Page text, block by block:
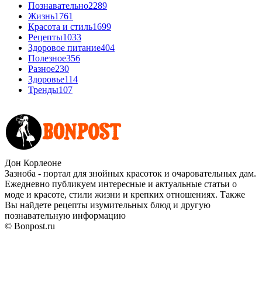
Познавательно2289
Жизнь1761
Красота и стиль1699
Рецепты1033
Здоровое питание404
Полезное356
Разное230
Здоровье114
Тренды107
Дон Корлеоне
Зазноба - портал для знойных красоток и очаровательных дам.
Ежедневно публикуем интересные и актуальные статьи о
моде и красоте, стили жизни и крепких отношениях. Также
Вы найдете рецепты изумительных блюд и другую
познавательную информацию
© Bonpost.ru